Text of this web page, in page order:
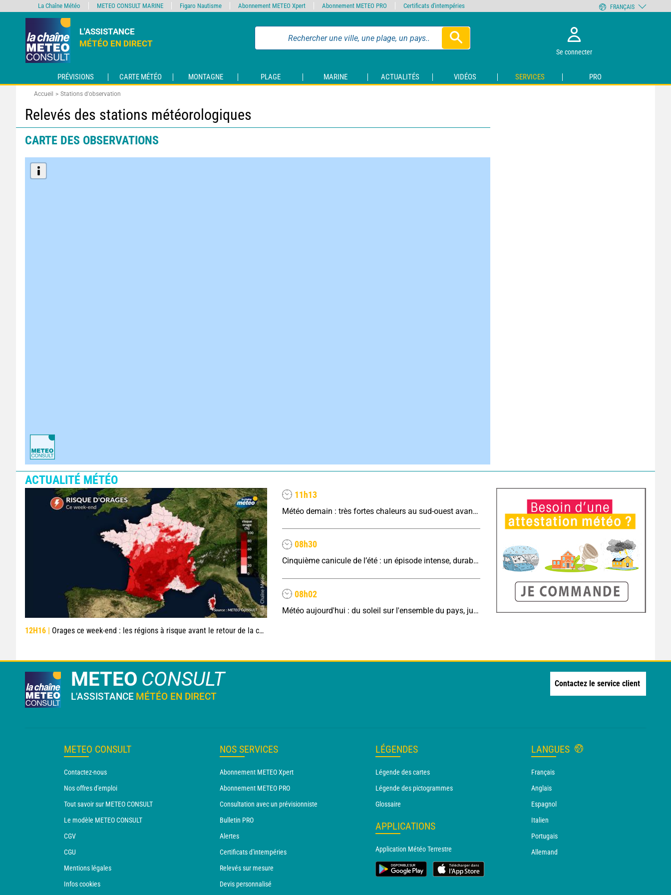
L'ASSISTANCE
MÉTÉO EN DIRECT
Se connecter
PRÉVISIONS CARTE MÉTÉO MONTAGNE PLAGE MARINE ACTUALITÉS VIDÉOS SERVICES PRO
Accueil Stations d'observation
Relevés des stations météorologiques
CARTE DES OBSERVATIONS
ACTUALITÉ MÉTÉO
12H16 | Orages ce week-end : les régions à risque avant le retour de la canicule
11h13
Météo demain : très fortes chaleurs au sud-ouest avant des orages, jusqu'à 39°C
08h30
Cinquième canicule de l’été : un épisode intense, durable et étendu la semaine prochaine
08h02
Météo aujourd'hui : du soleil sur l'ensemble du pays, jusqu'à 40°C au sud-est
METEO CONSULT
L'ASSISTANCE MÉTÉO EN DIRECT
Contactez le service client
METEO CONSULT
Contactez-nous
Nos offres d'emploi
Tout savoir sur METEO CONSULT
Le modèle METEO CONSULT
CGV
CGU
Mentions légales
Infos cookies
NOS SERVICES
Abonnement METEO Xpert
Abonnement METEO PRO
Consultation avec un prévisionniste
Bulletin PRO
Alertes
Certificats d'intempéries
Relevés sur mesure
Devis personnalisé
LÉGENDES
Légende des cartes
Légende des pictogrammes
Glossaire
APPLICATIONS
Application Météo Terrestre
LANGUES
Français
Anglais
Espagnol
Italien
Portugais
Allemand
La Chaîne Météo METEO CONSULT MARINE Figaro Nautisme Abonnement METEO Xpert Abonnement METEO PRO Certificats d'intempéries FRANÇAIS